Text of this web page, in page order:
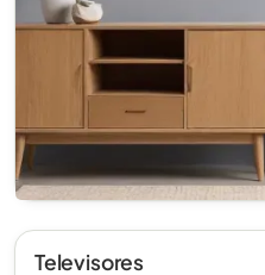
Televisores